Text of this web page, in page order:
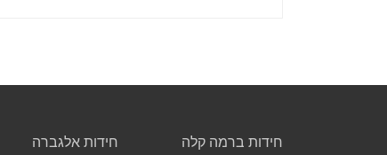
חידות ברמה קלה חידות אלגברה